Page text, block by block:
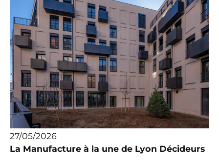
27/05/2026
La Manufacture à la une de Lyon Décideurs